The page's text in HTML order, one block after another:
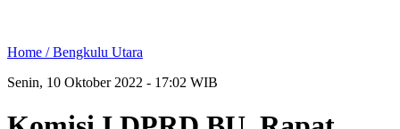
Home /Bengkulu Utara
Senin, 10 Oktober 2022 - 17:02 WIB